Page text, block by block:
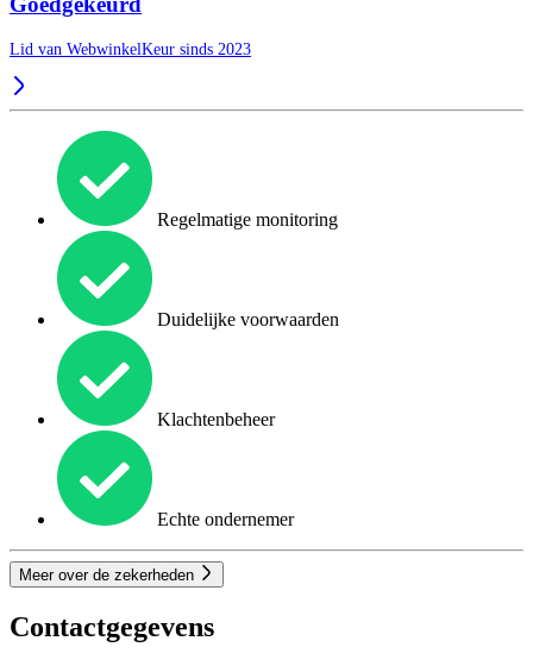
Lid van WebwinkelKeur sinds 2023
Regelmatige monitoring
Duidelijke voorwaarden
Klachtenbeheer
Echte ondernemer
Meer over de zekerheden
Contactgegevens